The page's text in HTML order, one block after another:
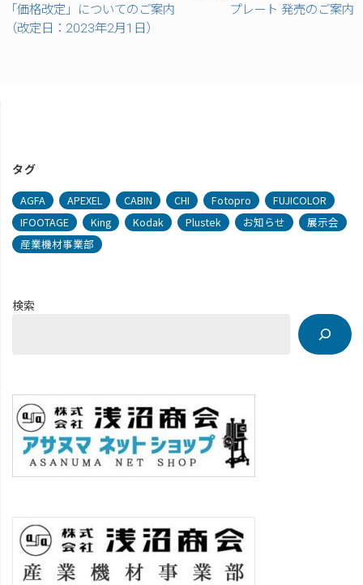
「価格改定」についてのご案内
（改定日：2023年2月1日）
プレート 発売のご案内
タグ
AGFA APEXEL CABIN CHI Fotopro
FUJICOLOR
IFOOTAGE
King Kodak Plustek お知らせ
展示会
産業機材事業部
検索